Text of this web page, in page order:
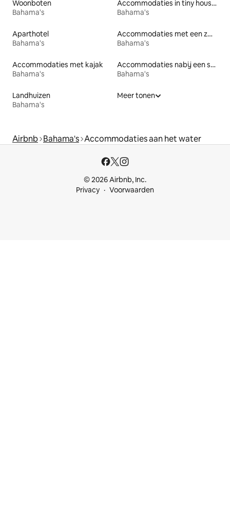
Woonboten
Bahama's
Accommodaties in tiny houses
Bahama's
Aparthotel
Bahama's
Accommodaties met een zwembad
Bahama's
Accommodaties met kajak
Bahama's
Accommodaties nabij een strand
Bahama's
Landhuizen
Bahama's
Meer tonen
Airbnb Bahama's Accommodaties aan het water
© 2026 Airbnb, Inc.
Privacy
Voorwaarden